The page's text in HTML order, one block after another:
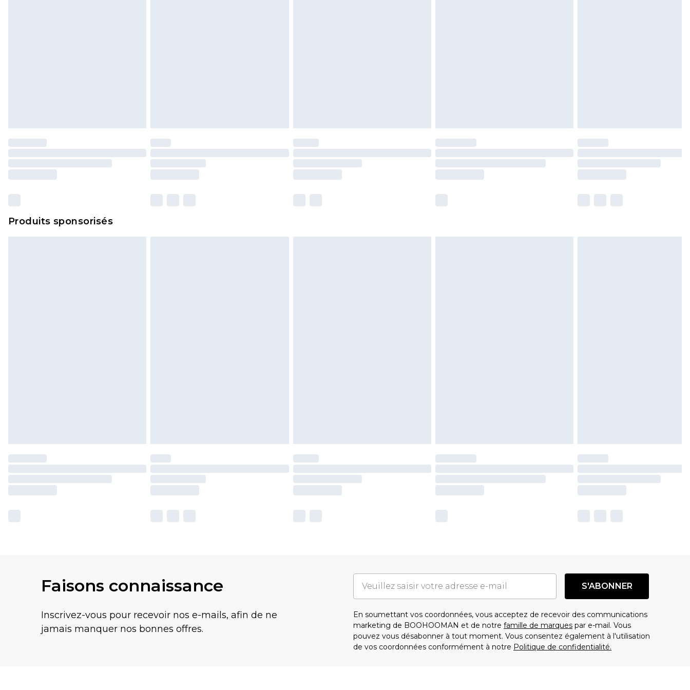
Produits sponsorisés
Faisons connaissance
Inscrivez-vous pour recevoir nos e-mails, afin de ne
jamais manquer nos bonnes offres.
S'ABONNER
En soumettant vos coordonnées, vous acceptez de recevoir des communications
marketing de BOOHOOMAN et de notre famille de marques par e-mail. Vous
pouvez vous désabonner à tout moment. Vous consentez également à l'utilisation
de vos coordonnées conformément à notre Politique de confidentialité.